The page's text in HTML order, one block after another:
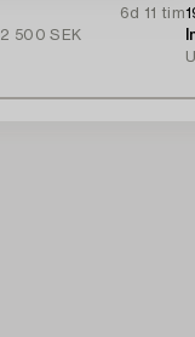
6d 11 tim
2 500 SEK